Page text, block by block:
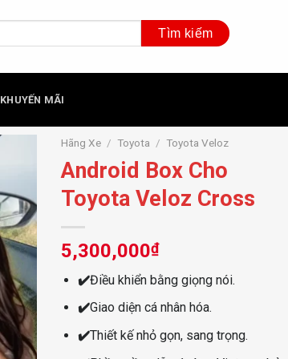
KHUYẾN MÃI
Hãng Xe / Toyota / Toyota Veloz
Android Box Cho
Toyota Veloz Cross
5,300,000₫
✔️Điều khiển bằng giọng nói.
✔️Giao diện cá nhân hóa.
✔️Thiết kế nhỏ gọn, sang trọng.